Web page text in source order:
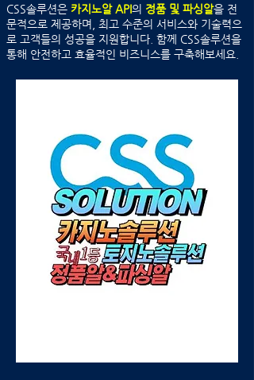
CSS솔루션은 카지노알 API의 정품 및 파싱알을 전
문적으로 제공하며, 최고 수준의 서비스와 기술력으
로 고객들의 성공을 지원합니다. 함께 CSS솔루션을
통해 안전하고 효율적인 비즈니스를 구축해보세요.